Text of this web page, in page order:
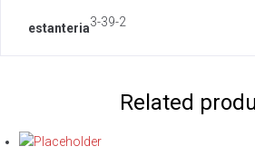
estanteria3-39-2
Related